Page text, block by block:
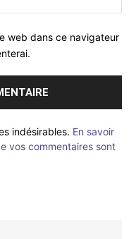
web dans ce navigateur
indésirables. En savoir
vos commentaires sont